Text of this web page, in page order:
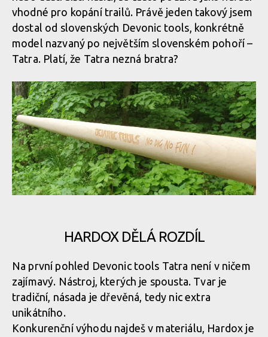
vhodné pro kopání trailů. Právě jeden takový jsem
dostal od slovenských Devonic tools, konkrétně
model nazvaný po největším slovenském pohoří –
Tatra. Platí, že Tatra nezná bratra?
HARDOX DĚLÁ ROZDÍL
Na první pohled Devonic tools Tatra není v ničem
zajímavý. Nástroj, kterých je spousta. Tvar je
tradiční, násada je dřevěná, tedy nic extra
unikátního.
Konkurenční výhodu najdeš v materiálu, Hardox je